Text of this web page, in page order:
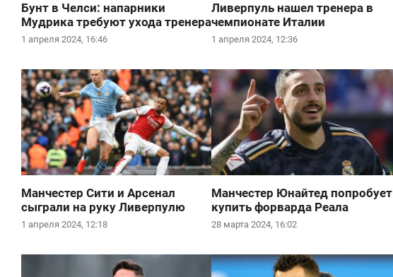
1 апреля 2024, 16:46
Бунт в Челси: напарники
Мудрика требуют ухода тренера
1 апреля 2024, 12:36
Ливерпуль нашел тренера в
чемпионате Италии
1 апреля 2024, 12:18
Манчестер Сити и Арсенал
сыграли на руку Ливерпулю
28 марта 2024, 16:02
Манчестер Юнайтед попробует
купить форварда Реала